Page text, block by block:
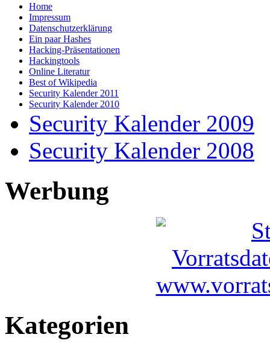
Home
Impressum
Datenschutzerklärung
Ein paar Hashes
Hacking-Präsentationen
Hackingtools
Online Literatur
Best of Wikipedia
Security Kalender 2011
Security Kalender 2010
Security Kalender 2009
Security Kalender 2008
Werbung
Kategorien